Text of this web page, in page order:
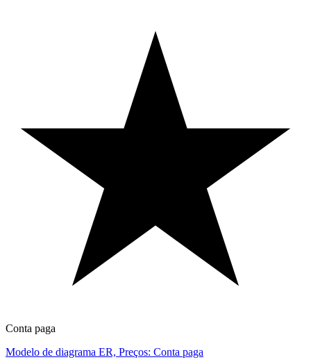
Conta paga
Modelo de diagrama ER, Preços: Conta paga